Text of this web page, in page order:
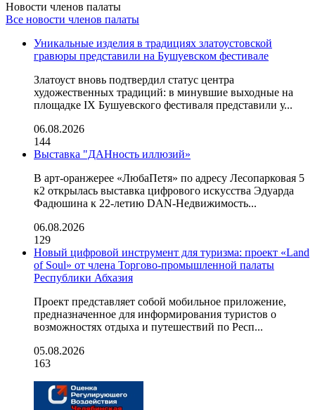
Новости членов палаты
Все новости членов палаты
Уникальные изделия в традициях златоустовской
гравюры представили на Бушуевском фестивале
Златоуст вновь подтвердил статус центра
художественных традиций: в минувшие выходные на
площадке IX Бушуевского фестиваля представили у...
06.08.2026
144
Выставка "ДАНность иллюзий»
В арт-оранжерее «ЛюбаПетя» по адресу Лесопарковая 5
к2 открылась выставка цифрового искусства Эдуарда
Фадюшина к 22-летию DAN-Недвижимость...
06.08.2026
129
Новый цифровой инструмент для туризма: проект «Land
of Soul» от члена Торгово-промышленной палаты
Республики Абхазия
Проект представляет собой мобильное приложение,
предназначенное для информирования туристов о
возможностях отдыха и путешествий по Респ...
05.08.2026
163